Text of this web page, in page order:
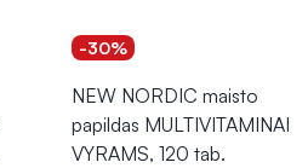
-30%
NEW NORDIC maisto
papildas MULTIVITAMINAI
VYRAMS, 120 tab.